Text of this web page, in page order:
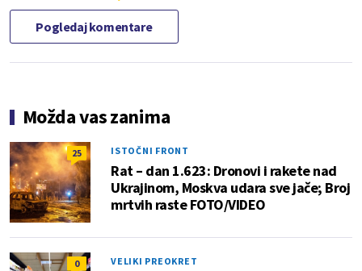
Pogledaj komentare
Možda vas zanima
25 ISTOČNI FRONT
Rat – dan 1.623: Dronovi i rakete nad
Ukrajinom, Moskva udara sve jače; Broj
mrtvih raste FOTO/VIDEO
0 VELIKI PREOKRET